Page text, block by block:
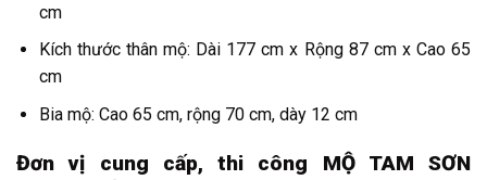
cm
Kích thước thân mộ: Dài 177 cm x Rộng 87 cm x Cao 65
cm
Bia mộ: Cao 65 cm, rộng 70 cm, dày 12 cm
Đơn vị cung cấp, thi công MỘ TAM SƠN